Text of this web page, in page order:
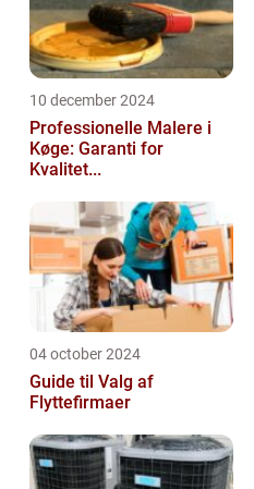
10 december 2024
Professionelle Malere i
Køge: Garanti for
Kvalitet...
04 october 2024
Guide til Valg af
Flyttefirmaer